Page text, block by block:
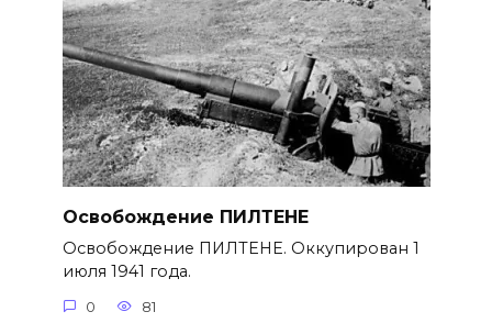
Освобождение ПИЛТЕНЕ
Освобождение ПИЛТЕНЕ. Оккупирован 1
июля 1941 года.
0 81